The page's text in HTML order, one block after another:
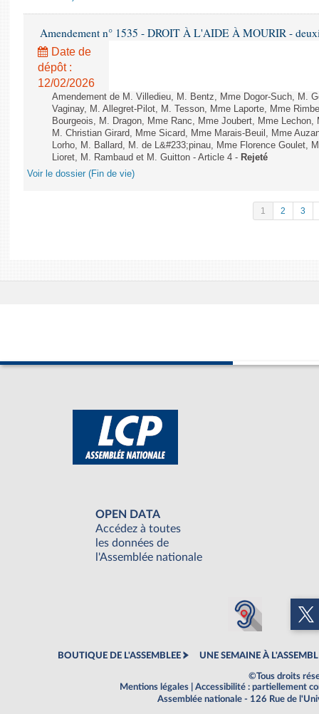
Amendement n° 1535 - DROIT À L'AIDE À MOURIR -
Date de
dépôt :
12/02/2026
Amendement de M. Villedieu, M. Bentz, Mme Dogor-Such, M.
Vaginay, M. Allegret-Pilot, M. Tesson, Mme Laporte, Mme
Bourgeois, M. Dragon, Mme Ranc, Mme Joubert, Mme
M. Christian Girard, Mme Sicard, Mme Marais-Beuil, Mme
Lorho, M. Ballard, M. de L&#233;pinau, Mme Florence Goulet,
Lioret, M. Rambaud et M. Guitton - Article 4 - Rejeté
Voir le dossier (Fin de vie)
1 2 3
OPEN DATA
Accédez à toutes
les données de
l'Assemblée nationale
BOUTIQUE DE L'ASSEMBLEE UNE SEMAINE À
©Tous droits
Mentions légales
Accessibilité : partiellement
Assemblée nationale - 126 Rue de